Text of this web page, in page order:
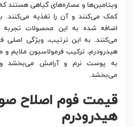
ویتامین‌ها و عصاره‌های گیاهی هستند
کمک می‌کنند و آن را تغذیه می‌کنند.
اضافه شده به این محصولات تجربه
می‌کنند. به این ترتیب، ویژگی اصلی
هیدرودرم، ترکیب فرمولاسیون ملایم
به پوست نرم و آرامش می‌بخشد و
می‌بخشد.
قیمت فوم اصلاح
هیدرودرم